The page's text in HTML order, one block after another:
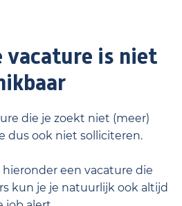
vacature is niet
die je zoekt niet (meer)
dus ook niet solliciteren.
hieronder een vacature die
kun je je natuurlijk ook altijd